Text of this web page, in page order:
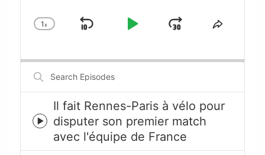
Change
1x
Skip
Play
JumpShare
Search
Episodes
Episode
play
icon
Il fait Rennes-Paris à vélo pour
disputer son premier match
avec l'équipe de France